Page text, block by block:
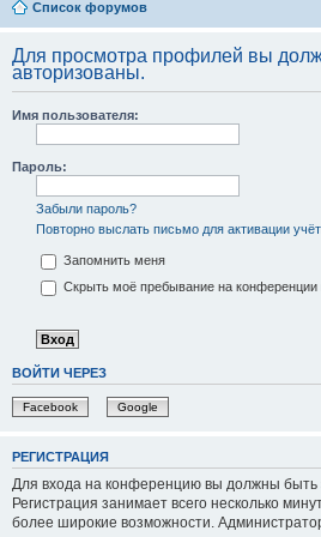
Список форумов
Для просмотра профилей вы
авторизованы.
Имя пользователя:
Пароль:
Забыли пароль?
Повторно выслать письмо для активации
Запомнить меня
Скрыть моё пребывание на конференции
ВОЙТИ ЧЕРЕЗ
Facebook Google
РЕГИСТРАЦИЯ
Для входа на конференцию вы должны быть
Регистрация занимает всего несколько
более широкие возможности.